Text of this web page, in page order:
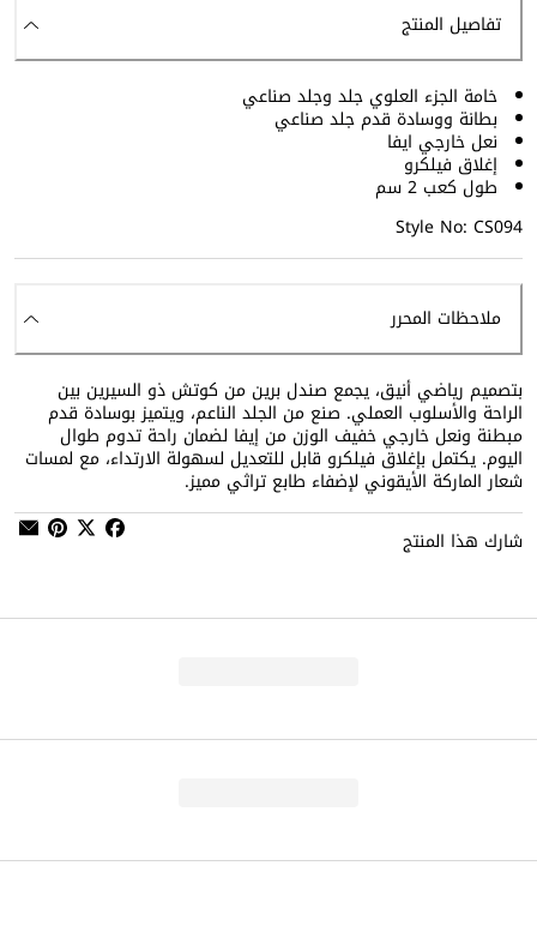
تفاصيل المنتج
خامة الجزء العلوي جلد وجلد صناعي
بطانة ووسادة قدم جلد صناعي
نعل خارجي ايفا
إغلاق فيلكرو
طول كعب 2 سم
Style No: CS094
ملاحظات المحرر
بتصميم رياضي أنيق، يجمع صندل برين من كوتش ذو السيرين بين
الراحة والأسلوب العملي. صنع من الجلد الناعم، ويتميز بوسادة قدم
مبطنة ونعل خارجي خفيف الوزن من إيفا لضمان راحة تدوم طوال
اليوم. يكتمل بإغلاق فيلكرو قابل للتعديل لسهولة الارتداء، مع لمسات
شعار الماركة الأيقوني لإضفاء طابع تراثي مميز.
شارك هذا المنتج